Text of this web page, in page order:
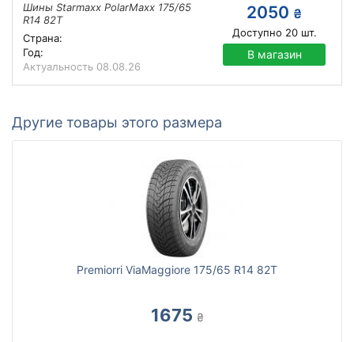
Шины Starmaxx PolarMaxx 175/65
R14 82T
Страна:
Год:
Актуальность 08.08.26
2050 ₴
Доступно 20шт.
В магазин
Другие товары этого размера
Premiorri ViaMaggiore 175/65 R14 82T
1675 ₴